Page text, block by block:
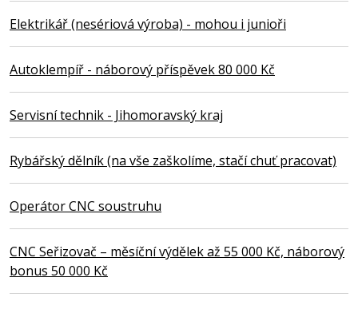
Elektrikář (nesériová výroba) - mohou i junioři
Autoklempíř - náborový příspěvek 80 000 Kč
Servisní technik - Jihomoravský kraj
Rybářský dělník (na vše zaškolíme, stačí chuť pracovat)
Operátor CNC soustruhu
CNC Seřizovač – měsíční výdělek až 55 000 Kč, náborový
bonus 50 000 Kč